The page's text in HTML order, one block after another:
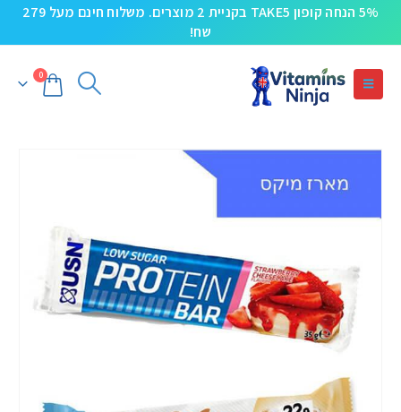
5% הנחה קופון TAKE5 בקניית 2 מוצרים. משלוח חינם מעל 279
שח!
0